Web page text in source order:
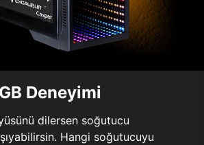
Deneyimi
dilersen soğutucu
Hangi soğutucuyu